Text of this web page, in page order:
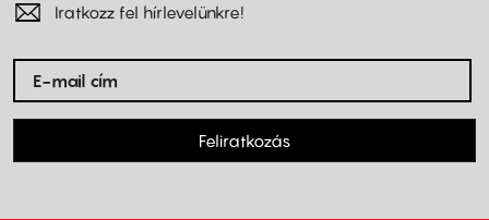
Iratkozz fel hírlevelünkre!
Feliratkozás